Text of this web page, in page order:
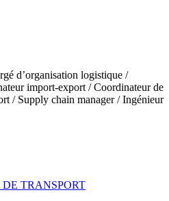
d’organisation logistique /
import-export / Coordinateur de
/ Supply chain manager / Ingénieur
TRANSPORT